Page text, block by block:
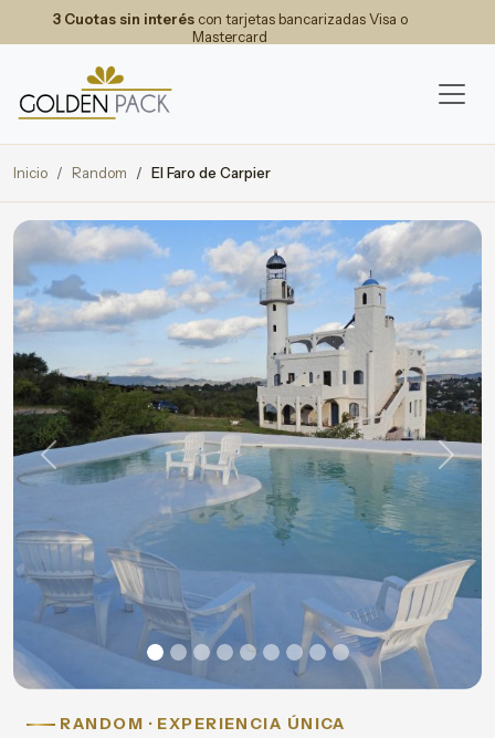
3 Cuotas sin interéscon tarjetas bancarizadas Visa o
Mastercard
Inicio Random El Faro de Carpier
Previous Next
RANDOM · EXPERIENCIA ÚNICA